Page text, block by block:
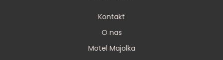
Kontakt
O nas
Motel Majolka